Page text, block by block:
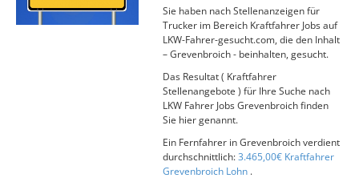
Sie haben nach Stellenanzeigen für
Trucker im Bereich Kraftfahrer Jobs auf
LKW-Fahrer-gesucht.com, die den Inhalt
– Grevenbroich - beinhalten, gesucht.
Das Resultat ( Kraftfahrer
Stellenangebote ) für Ihre Suche nach
LKW Fahrer Jobs Grevenbroich finden
Sie hier genannt.
Ein Fernfahrer in Grevenbroich verdient
durchschnittlich:3.465,00€ Kraftfahrer
Grevenbroich Lohn .